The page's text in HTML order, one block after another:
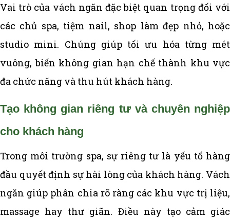
Vai trò của vách ngăn đặc biệt quan trọng đối với
các chủ spa, tiệm nail, shop làm đẹp nhỏ, hoặc
studio mini. Chúng giúp tối ưu hóa từng mét
vuông, biến không gian hạn chế thành khu vực
đa chức năng và thu hút khách hàng.
Tạo không gian riêng tư và chuyên nghiệp
cho khách hàng
Trong môi trường spa, sự riêng tư là yếu tố hàng
đầu quyết định sự hài lòng của khách hàng. Vách
ngăn giúp phân chia rõ ràng các khu vực trị liệu,
massage hay thư giãn. Điều này tạo cảm giác